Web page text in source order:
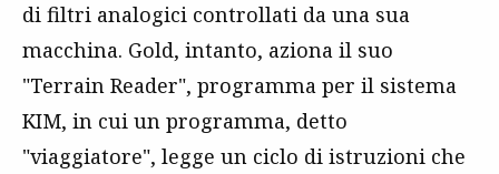
di filtri analogici controllati da una sua
macchina. Gold, intanto, aziona il suo
"Terrain Reader", programma per il sistema
KIM, in cui un programma, detto
"viaggiatore", legge un ciclo di istruzioni che